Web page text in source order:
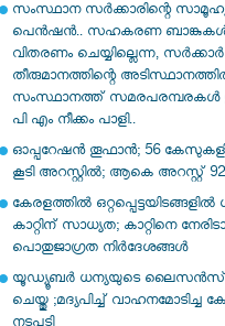
സംസ്ഥാന സർ‌ക്കാരിന്റെ
പെൻഷൻ.. സഹകരണ ബാങ്കുകൾ
വിതരണം ചെയ്യില്ലെന്ന, സർക്കാർ
തീരുമാനത്തിന്റെ
സംസ്ഥാനത്ത് സമരപരമ്പരകൾ
പി എം നീക്കം പാളി..
ഓപ്പറേഷന്‍ തൂഫാന്‍; 56
കൂടി അറസ്റ്റിൽ; ആകെ അറസ്റ്റ്
കേരളത്തിൽ
കാറ്റിന് സാധ്യത; കാറ്റിനെ
പൊതുജാഗ്രത നിർദേശങ്ങൾ
യൂഡ്യൂബർ ധന്യയുടെ
ചെയ്തു ;മദ്യപിച്ച് വാഹനമോടിച്ച